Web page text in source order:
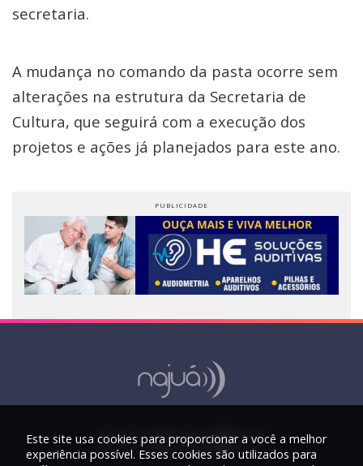
secretaria.
A mudança no comando da pasta ocorre sem
alterações na estrutura da Secretaria de
Cultura, que seguirá com a execução dos
projetos e ações já planejados para este ano.
Este site usa cookies para proporcionar a você a melhor
experiência possível. Esses cookies são utilizados para